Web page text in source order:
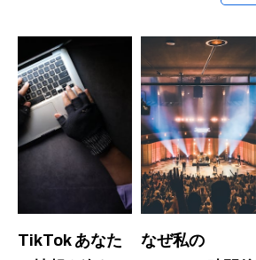
TikTok あなた
なぜ私の